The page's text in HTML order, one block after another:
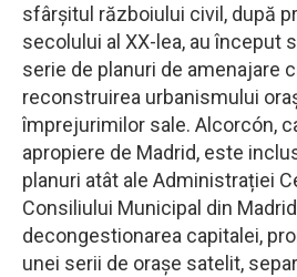
sfârşitul războiului civil, după
secolului al XX-lea, au început
serie de planuri de amenajare
reconstruirea urbanismului
împrejurimilor sale. Alcorcón,
apropiere de Madrid, este
planuri atât ale Administrației
Consiliului Municipal din
decongestionarea capitalei,
unei serii de orașe satelit,